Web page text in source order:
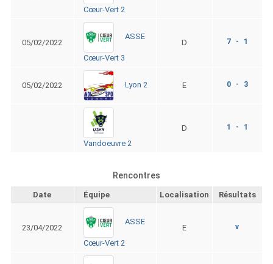
Cœur-Vert 2
05/02/2022
ASSE
Cœur-Vert 3
D 7 - 1
05/02/2022 Lyon 2 E 0 - 3
Vandoeuvre 2
D 1 - 1
Rencontres
Date Équipe Localisation Résultats
23/04/2022
ASSE
Cœur-Vert 2
E v